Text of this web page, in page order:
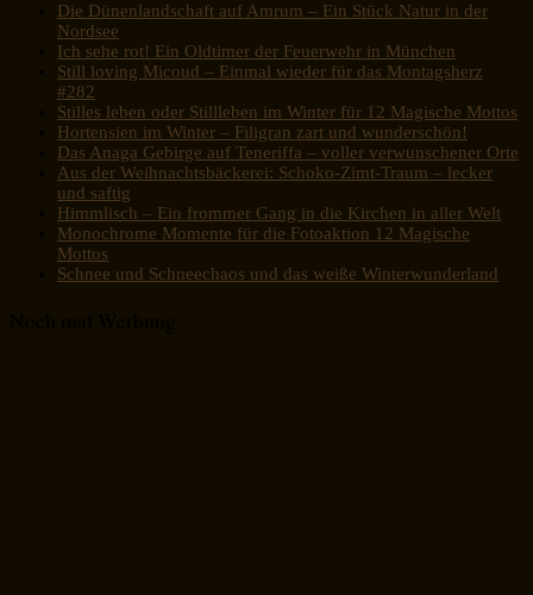
Die Dünenlandschaft auf Amrum – Ein Stück Natur in der
Nordsee
Ich sehe rot! Ein Oldtimer der Feuerwehr in München
Still loving Micoud – Einmal wieder für das Montagsherz
#282
Stilles leben oder Stillleben im Winter für 12 Magische Mottos
Hortensien im Winter – Filigran zart und wunderschön!
Das Anaga Gebirge auf Teneriffa – voller verwunschener Orte
Aus der Weihnachtsbäckerei: Schoko-Zimt-Traum – lecker
und saftig
Himmlisch – Ein frommer Gang in die Kirchen in aller Welt
Monochrome Momente für die Fotoaktion 12 Magische
Mottos
Schnee und Schneechaos und das weiße Winterwunderland